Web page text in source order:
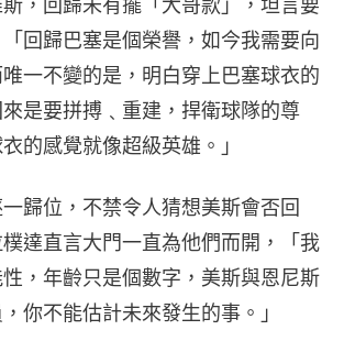
，回歸未有擺「大哥款」，坦言要
回歸巴塞是個榮譽，如今我需要向
一不變的是，明白穿上巴塞球衣的
是要拼搏﹑重建，捍衛球隊的尊
的感覺就像超級英雄。」
歸位，不禁令人猜想美斯會否回
達直言大門一直為他們而開，「我
，年齡只是個數字，美斯與恩尼斯
你不能估計未來發生的事。」